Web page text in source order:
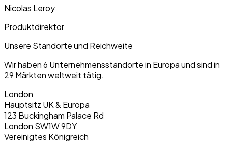
Nicolas Leroy
Produktdirektor
Unsere Standorte und Reichweite
Wir haben 6 Unternehmensstandorte in Europa und sind in
29 Märkten weltweit tätig.
London
Hauptsitz UK & Europa
123 Buckingham Palace Rd
London SW1W 9DY
Vereinigtes Königreich